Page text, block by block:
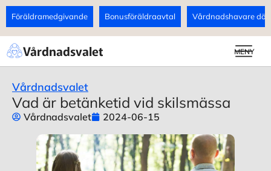
Föräldramedgivande Bonusföräldraavtal Vårdnadshavare
Vårdnadsvalet MENY
Vårdnadsvalet
Vad är betänketid vid skilsmässa
Vårdnadsvalet 2024-06-15